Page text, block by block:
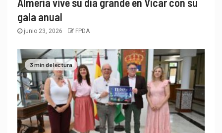
Almería vive su día grande en Vícar con su
gala anual
junio 23, 2026 FPDA
3 min de lectura